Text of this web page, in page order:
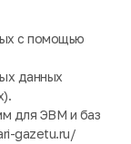
с помощью
данных
для ЭВМ и баз
gazetu.ru/